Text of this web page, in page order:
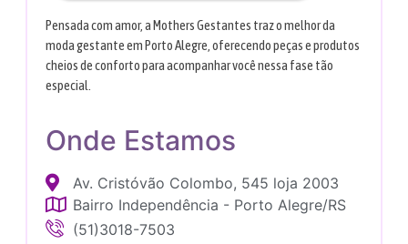
Pensada com amor, a Mothers Gestantes traz o melhor da
moda gestante em Porto Alegre, oferecendo peças e produtos
cheios de conforto para acompanhar você nessa fase tão
especial.
Onde Estamos
Av. Cristóvão Colombo, 545 loja 2003
Bairro Independência - Porto Alegre/RS
(51)3018-7503